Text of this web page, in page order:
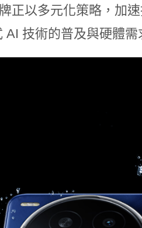
正以多元化策略，加
AI 技術的普及與硬體